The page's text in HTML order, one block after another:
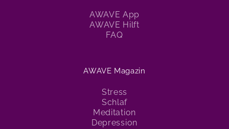
AWAVE App
AWAVE Hilft
FAQ
AWAVE Magazin
Stress
Schlaf
Meditation
Depression